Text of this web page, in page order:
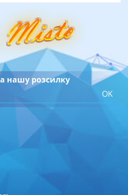
нашу розсилку
OK